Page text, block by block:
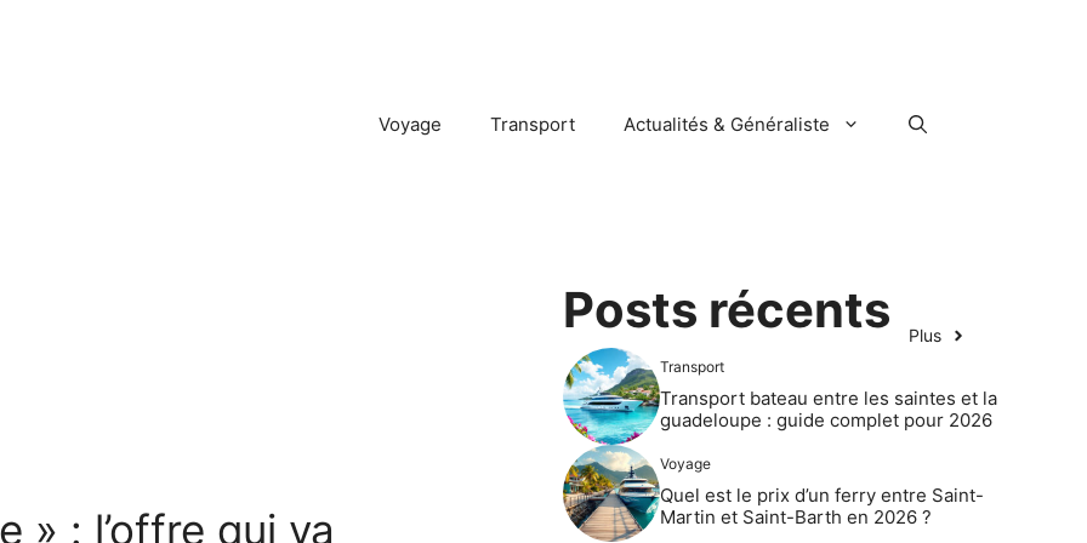
Voyage Transport Actualités & Généraliste
» : l’offre qui va
Posts récents Plus
Transport
Transport bateau entre les saintes et la
guadeloupe : guide complet pour 2026
Voyage
Quel est le prix d’un ferry entre Saint-
Martin et Saint-Barth en 2026 ?